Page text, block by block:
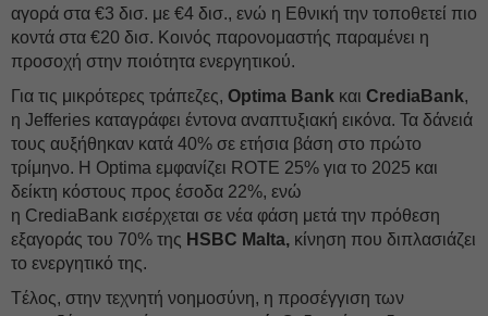
αγορά στα €3 δισ. με €4 δισ., ενώ η Εθνική την τοποθετεί πιο
κοντά στα €20 δισ. Κοινός παρονομαστής παραμένει η
προσοχή στην ποιότητα ενεργητικού.
Για τις μικρότερες τράπεζες, Optima Bank και CrediaBank,
η Jefferies καταγράφει έντονα αναπτυξιακή εικόνα. Τα δάνειά
τους αυξήθηκαν κατά 40% σε ετήσια βάση στο πρώτο
τρίμηνο. Η Optima εμφανίζει ROTE 25% για το 2025 και
δείκτη κόστους προς έσοδα 22%, ενώ
η CrediaBank εισέρχεται σε νέα φάση μετά την πρόθεση
εξαγοράς του 70% της HSBC Malta, κίνηση που διπλασιάζει
το ενεργητικό της.
Tέλος, στην τεχνητή νοημοσύνη, η προσέγγιση των